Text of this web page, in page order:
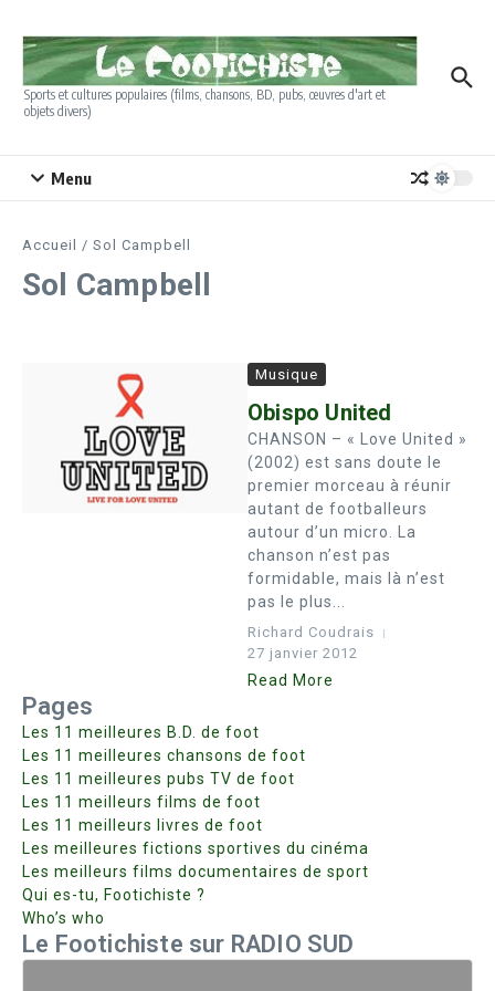
Sports et cultures populaires (films, chansons, BD, pubs, œuvres d'art et
objets divers)
Menu
Accueil / Sol Campbell
Sol Campbell
Musique
Obispo United
CHANSON – « Love United »
(2002) est sans doute le
premier morceau à réunir
autant de footballeurs
autour d’un micro. La
chanson n’est pas
formidable, mais là n’est
pas le plus...
Richard Coudrais
27 janvier 2012
Read More
Pages
Les 11 meilleures B.D. de foot
Les 11 meilleures chansons de foot
Les 11 meilleures pubs TV de foot
Les 11 meilleurs films de foot
Les 11 meilleurs livres de foot
Les meilleures fictions sportives du cinéma
Les meilleurs films documentaires de sport
Qui es-tu, Footichiste ?
Who’s who
Le Footichiste sur RADIO SUD